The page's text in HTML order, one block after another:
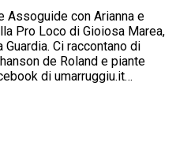
Assoguide con Arianna e
Pro Loco di Gioiosa Marea,
Ci raccontano di
de Roland e piante
di umarruggiu.it…